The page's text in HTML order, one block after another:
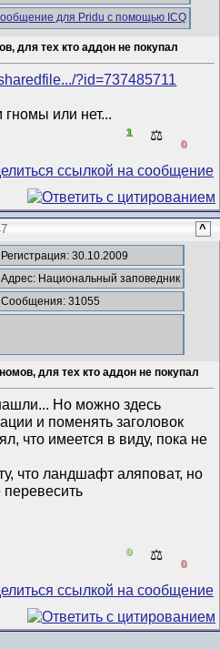
для тех кто аддон не покупал
?id=737485711
или нет...
1 ⚖️
0
^
Регистрация: 30.10.2009
Адрес: Национальный заповедник
Сообщения: 31055
для тех кто аддон не покупал
Но можно здесь
и поменять заголовок
что имеется в виду, пока не
что ландшафт аляповат, но
0 ⚖️
0